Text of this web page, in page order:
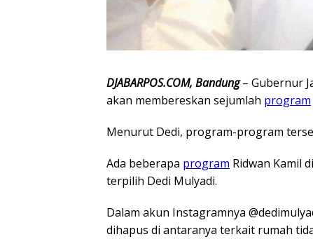
DJABARPOS.COM, Bandung– Gubernur
akan membereskan sejumlah program
Menurut Dedi, program-program
Ada beberapa program Ridwan Kamil di
terpilih Dedi Mulyadi.
Dalam akun Instagramnya
dihapus di antaranya terkait rumah